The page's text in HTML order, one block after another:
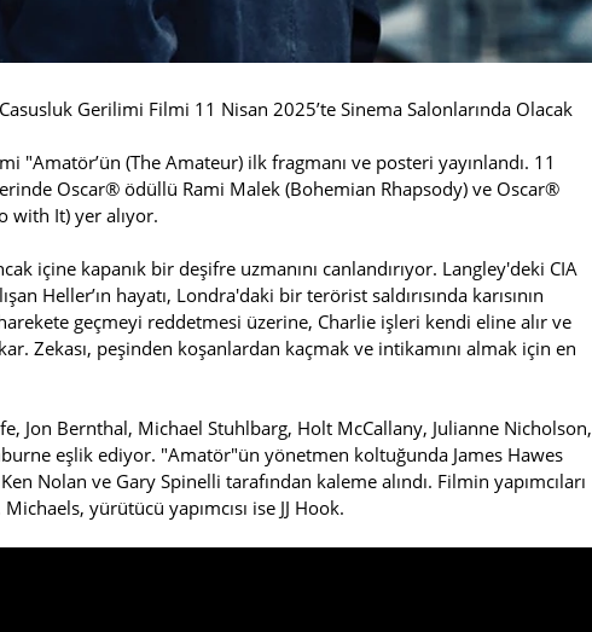
Gerilimi Filmi 11 Nisan 2025’te Sinema Salonlarında Olacak
(The Amateur) ilk fragmanı ve posteri yayınlandı. 11
Oscar® ödüllü Rami Malek (Bohemian Rhapsody) ve Oscar®
with It) yer alıyor.
içine kapanık bir deşifre uzmanını canlandırıyor. Langley'deki CIA
Heller’ın hayatı, Londra'daki bir terörist saldırısında karısının
geçmeyi reddetmesi üzerine, Charlie işleri kendi eline alır ve
Zekası, peşinden koşanlardan kaçmak ve intikamını almak için en
Jon Bernthal, Michael Stuhlbarg, Holt McCallany, Julianne Nicholson,
eşlik ediyor. "Amatör"ün yönetmen koltuğunda James Hawes
Nolan ve Gary Spinelli tarafından kaleme alındı. Filmin yapımcıları
yürütücü yapımcısı ise JJ Hook.